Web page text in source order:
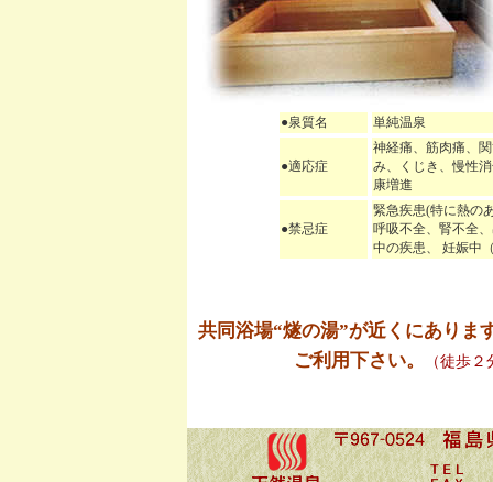
●泉質名 単純温泉
●適応症
神経痛、筋肉痛、
み、くじき、慢性
康増進
●禁忌症
緊急疾患(特に熱の
呼吸不全、腎不全
中の疾患、 妊娠中
共同浴場“燧の湯”が近くにありま
ご利用下さい。
（徒歩２